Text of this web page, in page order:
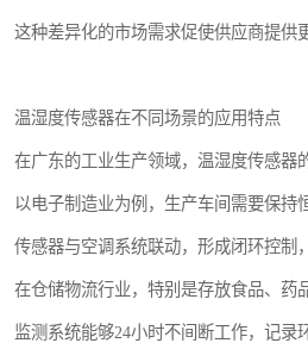
这种差异化的市场需求促使供应商提供
温湿度传感器在不同场景的应用特点
在广东的工业生产领域，温湿度传感器
以电子制造业为例，生产车间需要保持
传感器与空调系统联动，形成闭环控制
在仓储物流行业，特别是存放食品、药
监测系统能够24小时不间断工作，记录